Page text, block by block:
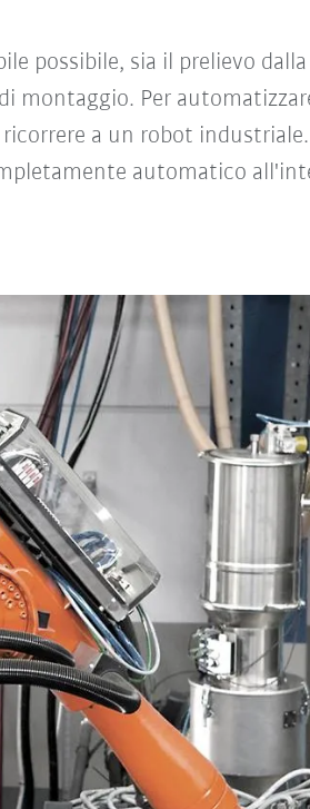
possibile, sia il prelievo
montaggio. Per
a un robot
automatico